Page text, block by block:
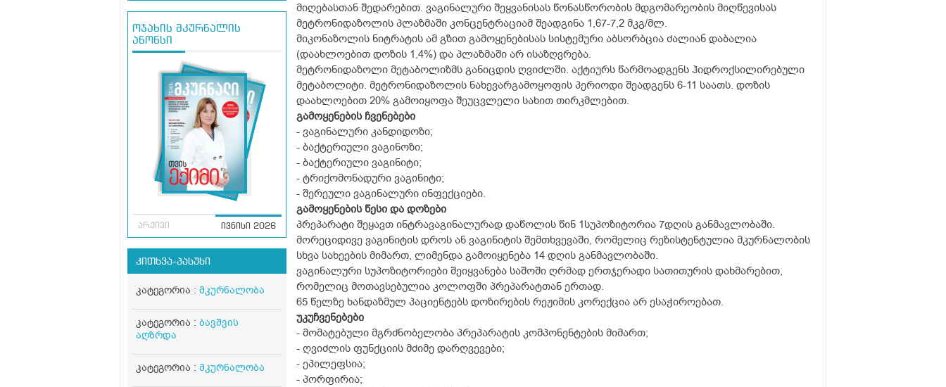
ოჯახის მკურნალის
ანონსი
არქივი ივნისი 2026
კითხვა-პასუხი
კატეგორია : მკურნალობა
კატეგორია : ბავშვის
აღზრდა
კატეგორია : მკურნალობა
მიღებასთან შედარებით. ვაგინალური შეყვანისას წონასწორობის მდგომარეობის მიღწევისას
მეტრონიდაზოლის პლაზმაში კონცენტრაციამ შეადგინა 1,67-7,2 მკგ/მლ.
მიკონაზოლის ნიტრატის ამ გზით გამოყენებისას სისტემური აბსორბცია ძალიან დაბალია
(დაახლოებით დოზის 1,4%) და პლაზმაში არ ისაზღვრება.
მეტრონიდაზოლი მეტაბოლიზმს განიცდის ღვიძლში. აქტიურს წარმოადგენს ჰიდროქსილირებული
მეტაბოლიტი. მეტრონიდაზოლის ნახევარგამოყოფის პერიოდი შეადგენს 6-11 საათს. დოზის
დაახლოებით 20% გამოიყოფა შეუცვლელი სახით თირკმლებით.
გამოყენების ჩვენებები
- ვაგინალური კანდიდოზი;
- ბაქტერიული ვაგინოზი;
- ბაქტერიული ვაგინიტი;
- ტრიქომონადური ვაგინიტი;
- შერეული ვაგინალური ინფექციები.
გამოყენების წესი და დოზები
პრეპარატი შეყავთ ინტრავაგინალურად დაწოლის წინ 1სუპოზიტორია 7დღის განმავლობაში.
მორეციდივე ვაგინიტის დროს ან ვაგინიტის შემთხვევაში, რომელიც რეზისტენტულია მკურნალობის
სხვა სახეების მიმართ, ლიმენდა გამოიყენება 14 დღის განმავლობაში.
ვაგინალური სუპოზიტორიები შეიყვანება საშოში ღრმად ერთჯერადი სათითურის დახმარებით,
რომელიც მოთავსებულია კოლოფში პრეპარატთან ერთად.
65 წელზე ხანდაზმულ პაციენტებს დოზირების რეჟიმის კორექცია არ ესაჭიროებათ.
უკუჩვენებები
- მომატებული მგრძნობელობა პრეპარატის კომპონენტების მიმართ;
- ღვიძლის ფუნქციის მძიმე დარღვევები;
- ეპილეფსია;
- პორფირია;